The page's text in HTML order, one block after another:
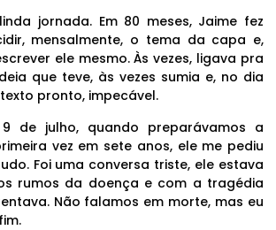
jornada. Em 80 meses, Jaime fez
mensalmente, o tema da capa e,
ele mesmo. Às vezes, ligava pra
que teve, às vezes sumia e, no dia
pronto, impecável.
de julho, quando preparávamos a
vez em sete anos, ele me pediu
Foi uma conversa triste, ele estava
rumos da doença e com a tragédia
Não falamos em morte, mas eu